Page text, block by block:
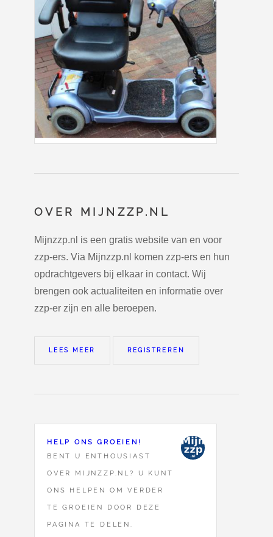
OVER MIJNZZP.NL
Mijnzzp.nl is een gratis website van en voor
zzp-ers. Via Mijnzzp.nl komen zzp-ers en hun
opdrachtgevers bij elkaar in contact. Wij
brengen ook actualiteiten en informatie over
zzp-er zijn en alle beroepen.
LEES MEER REGISTREREN
HELP ONS GROEIEN!
BENT U ENTHOUSIAST
OVER MIJNZZP.NL? U KUNT
ONS HELPEN OM VERDER
TE GROEIEN DOOR DEZE
PAGINA TE DELEN.